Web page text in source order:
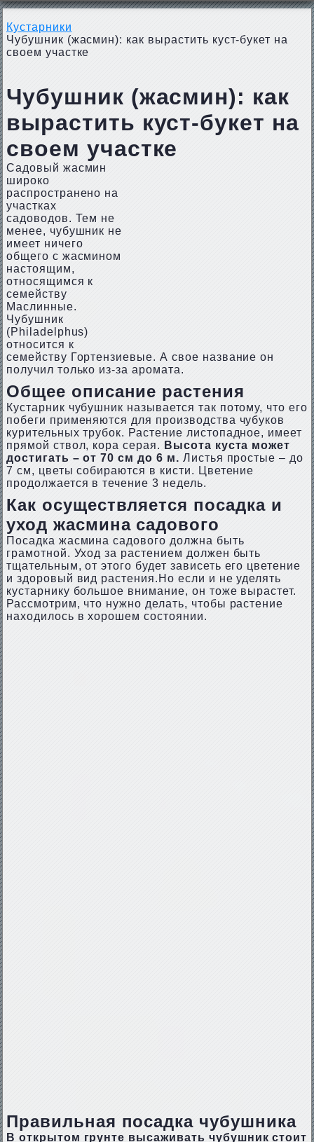
Кустарники
Чубушник (жасмин): как вырастить куст-букет на
своем участке
Чубушник (жасмин): как
вырастить куст-букет на
своем участке
Садовый жасмин
широко
распространено на
участках
садоводов. Тем не
менее, чубушник не
имеет ничего
общего с жасмином
настоящим,
относящимся к
семейству
Маслинные.
Чубушник
(Philadelphus)
относится к
семейству Гортензиевые. А свое название он
получил только из-за аромата.
Общее описание растения
Кустарник чубушник называется так потому, что его
побеги применяются для производства чубуков
курительных трубок. Растение листопадное, имеет
прямой ствол, кора серая. Высота куста может
достигать – от 70 см до 6 м. Листья простые – до
7 см, цветы собираются в кисти. Цветение
продолжается в течение 3 недель.
Как осуществляется посадка и
уход жасмина садового
Посадка жасмина садового должна быть
грамотной. Уход за растением должен быть
тщательным, от этого будет зависеть его цветение
и здоровый вид растения.Но если и не уделять
кустарнику большое внимание, он тоже вырастет.
Рассмотрим, что нужно делать, чтобы растение
находилось в хорошем состоянии.
Правильная посадка чубушника
В открытом грунте высаживать чубушник стоит